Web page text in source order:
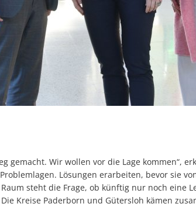
gemacht. Wir wollen vor die Lage kommen“,
Lösungen erarbeiten, bevor sie
steht die Frage, ob künftig nur noch eine
Kreise Paderborn und Gütersloh kämen